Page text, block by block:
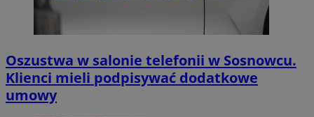
Oszustwa w salonie telefonii w Sosnowcu.
Klienci mieli podpisywać dodatkowe
umowy